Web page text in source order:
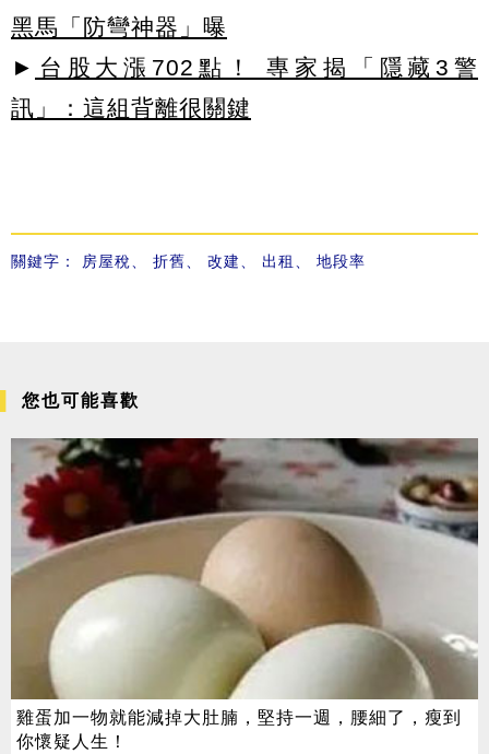
黑馬「防彎神器」曝
► 台股大漲702點！ 專家揭「隱藏3警
訊」：這組背離很關鍵
關鍵字： 房屋稅 折舊 改建 出租 地段率
您也可能喜歡
雞蛋加一物就能減掉大肚腩，堅持一週，腰細了，瘦到
你懷疑人生！